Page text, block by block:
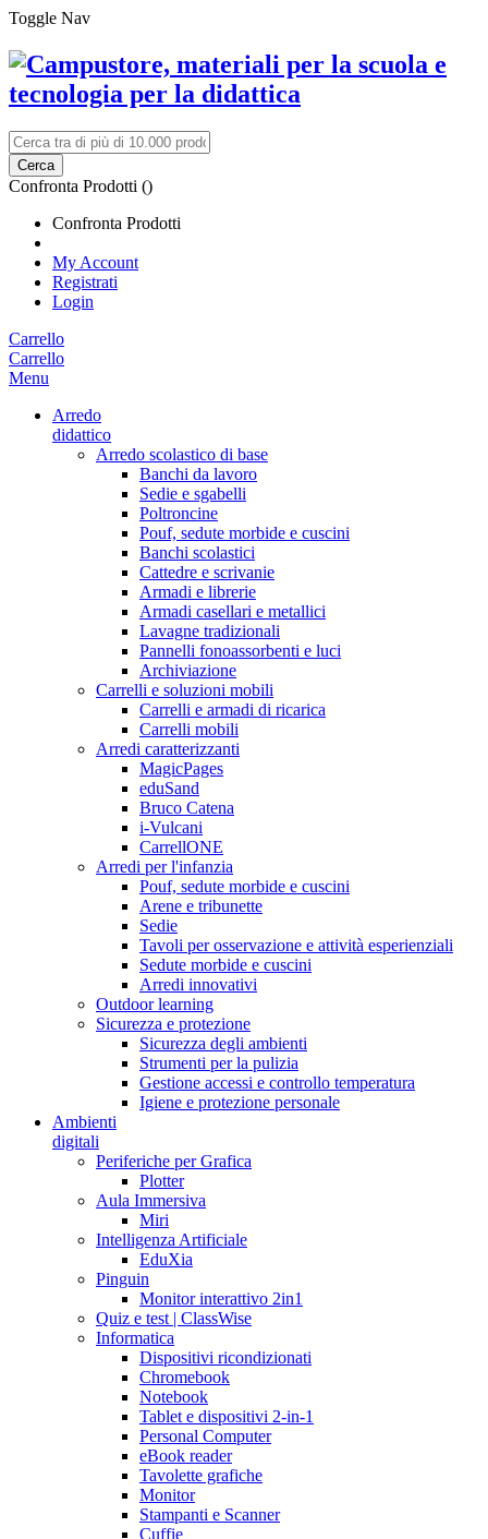
Toggle Nav
Cerca
Confronta Prodotti ()
Confronta Prodotti
My Account
Registrati
Login
Carrello
Carrello
Menu
Arredo
didattico
Arredo scolastico di base
Banchi da lavoro
Sedie e sgabelli
Poltroncine
Pouf, sedute morbide e cuscini
Banchi scolastici
Cattedre e scrivanie
Armadi e librerie
Armadi casellari e metallici
Lavagne tradizionali
Pannelli fonoassorbenti e luci
Archiviazione
Carrelli e soluzioni mobili
Carrelli e armadi di ricarica
Carrelli mobili
Arredi caratterizzanti
MagicPages
eduSand
Bruco Catena
i-Vulcani
CarrellONE
Arredi per l'infanzia
Pouf, sedute morbide e cuscini
Arene e tribunette
Sedie
Tavoli per osservazione e attività esperienziali
Sedute morbide e cuscini
Arredi innovativi
Outdoor learning
Sicurezza e protezione
Sicurezza degli ambienti
Strumenti per la pulizia
Gestione accessi e controllo temperatura
Igiene e protezione personale
Ambienti
digitali
Periferiche per Grafica
Plotter
Aula Immersiva
Miri
Intelligenza Artificiale
EduXia
Pinguin
Monitor interattivo 2in1
Quiz e test | ClassWise
Informatica
Dispositivi ricondizionati
Chromebook
Notebook
Tablet e dispositivi 2-in-1
Personal Computer
eBook reader
Tavolette grafiche
Monitor
Stampanti e Scanner
Cuffie